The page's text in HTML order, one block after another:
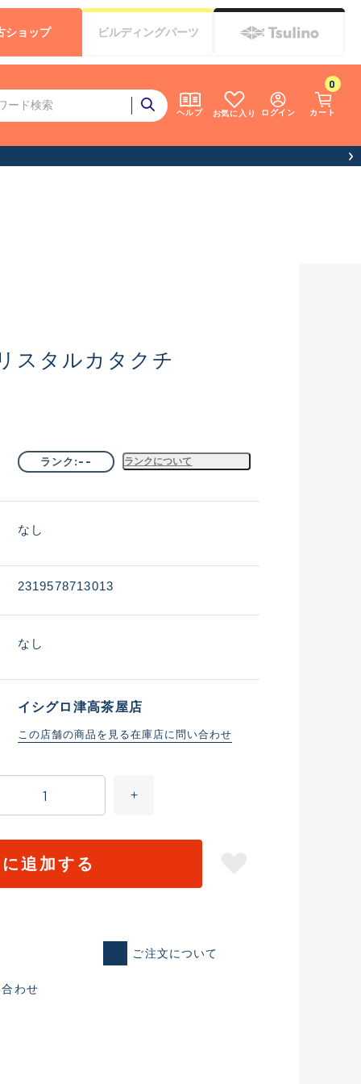
ヘルプ お気に入り ログイン カート
0
ショップ ビルディングパーツ
スタルカタクチ
ランク -- ランクについて
なし
2319578713013
なし
イシグロ津高茶屋店
この店舗の商品を見る在庫店に問い合わせ
追加する
ご注文について
わせ